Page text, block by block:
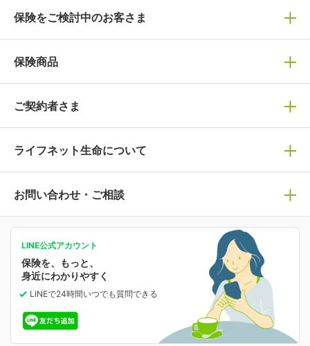
保険をご検討中のお客さま
保険の選び方
保険選びで迷っている方はチェック！
保険の基礎知識や選び方を解説！
人生のステージに必要な保険がわかる！
保険ジャンバラヤ
あなたの人生と保険選びのためのWebメディア
選ばれる理由・評判
ライフネット生命の特長
ライフネット生命が選ばれる理由がわかる！
保険商品
保険商品一覧
万が一に備える
病気や手術に備える
がん保険
がんに備える
女性保険
就業不能保険
就業不能状態に備える
ご契約者さま
マイページログイン
ご契約内容の確認
お客さま情報の確認・変更
保険料の支払い方法の変更
中断したお申し込みの再開
お申し込み後の状況確認
減額・解約・追加契約の申し込み など
ライフネット生命について
ライフネット生命についてトップ
会社情報
業績・財務情報
保険金等の支払状況
お問い合わせ・ご相談
保険相談サービス
よくあるご質問
LINE公式アカウント
保険を、もっと、
身近にわかりやすく
LINEで24時間いつでも質問できる